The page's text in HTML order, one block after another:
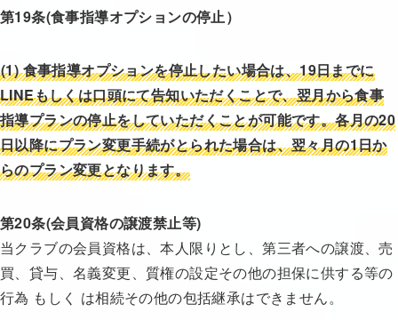
第19条(食事指導オプションの停止）
(1) 食事指導オプションを停止したい場合は、19日までに
LINEもしくは口頭にて告知いただくことで、翌月から食事
指導プランの停止をしていただくことが可能です。各月の20
日以降にプラン変更手続がとられた場合は、翌々月の1日か
らのプラン変更となります。
第20条(会員資格の譲渡禁止等)
当クラブの会員資格は、本人限りとし、第三者への譲渡、売
買、貸与、名義変更、質権の設定その他の担保に供する等の
行為 もしく は相続その他の包括継承はできません。